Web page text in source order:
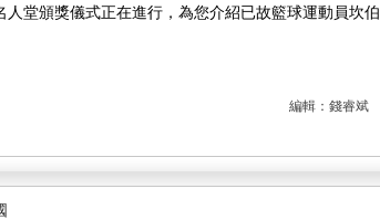
堂頒獎儀式正在進行，為您介紹已故籃球運動員坎伯
編輯：錢睿斌